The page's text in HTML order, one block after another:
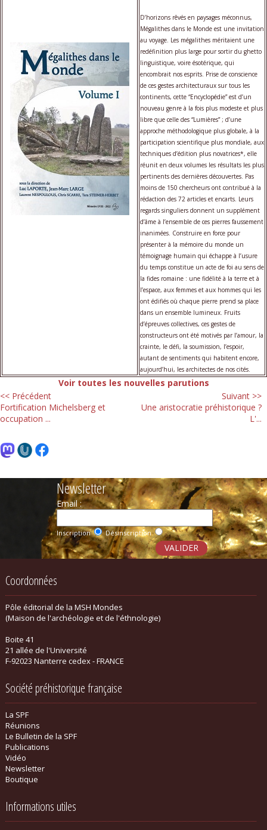
D’horizons rêvés en paysages méconnus,
Mégalithes dans le Monde est une invitation
au voyage. Les mégalithes méritaient une
redéfinition plus large pour sortir du ghetto
linguistique, voire ésotérique, qui
encombrait nos esprits. Prise de conscience
de ces gestes architecturaux sur tous les
continents, cette “Encyclopédie” est d’un
nouveau genre à la fois plus modeste et plus
libre que celle des “Lumières” ; d’une
approche méthodologique plus globale, à la
participation scientifique plus mondiale, aux
techniques d’édition plus novatrices*, elle
réunit en deux volumes les résultats les plus
pertinents des dernières découvertes. Pas
moins de 150 chercheurs ont contribué à la
rédaction des 72 articles et encarts. Leurs
regards singuliers donnent un supplément
d’âme à l’ensemble de ces pierres faussement
inanimées. Construire en force pour
présenter à la mémoire du monde un
témoignage humain qui échappe à l’usure
du temps constitue un acte de foi au sens de
la fides romaine : une fidélité à la terre et à
l’espace, aux femmes et aux hommes qui les
ont édifiés où chaque pierre prend sa place
dans un ensemble lumineux. Fruits
d’épreuves collectives, ces gestes de
constructeurs ont été motivés par l’amour, la
crainte, le défi, la soumission, l’espoir,
autant de sentiments qui habitent encore,
aujourd’hui, les architectes de nos cités.
Voir toutes les nouvelles parutions
<< Précédent
Fortification Michelsberg et
occupation ...
Suivant >>
Une aristocratie préhistorique ?
L'...
Newsletter
Email :
Inscription Désinscription
Coordonnées
Pôle éditorial de la MSH Mondes
(Maison de l'archéologie et de l'éthnologie)
Boite 41
21 allée de l'Université
F-92023 Nanterre cedex - FRANCE
Société préhistorique française
La SPF
Réunions
Le Bulletin de la SPF
Publications
Vidéo
Newsletter
Boutique
Informations utiles